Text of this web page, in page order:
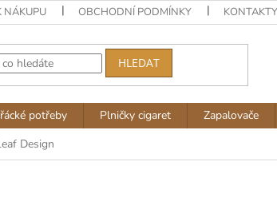
NÁKUPU OBCHODNÍ PODMÍNKY KONTAKTY
HLEDAT
potřeby Plničky cigaret Zapalovače
Design